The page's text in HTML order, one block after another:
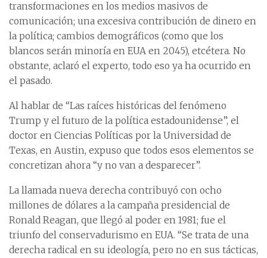
transformaciones en los medios masivos de
comunicación; una excesiva contribución de dinero en
la política; cambios demográficos (como que los
blancos serán minoría en EUA en 2045), etcétera. No
obstante, aclaró el experto, todo eso ya ha ocurrido en
el pasado.
Al hablar de “Las raíces históricas del fenómeno
Trump y el futuro de la política estadounidense”, el
doctor en Ciencias Políticas por la Universidad de
Texas, en Austin, expuso que todos esos elementos se
concretizan ahora “y no van a desparecer”.
La llamada nueva derecha contribuyó con ocho
millones de dólares a la campaña presidencial de
Ronald Reagan, que llegó al poder en 1981; fue el
triunfo del conservadurismo en EUA. “Se trata de una
derecha radical en su ideología, pero no en sus tácticas,